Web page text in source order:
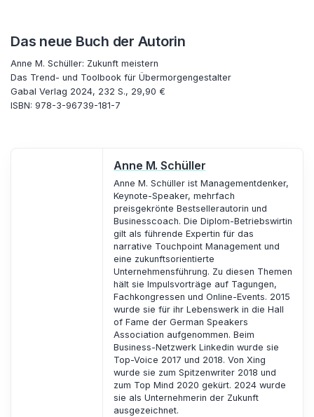
Das neue Buch der Autorin
Anne M. Schüller: Zukunft meistern
Das Trend- und Toolbook für Übermorgengestalter
Gabal Verlag 2024, 232 S., 29,90 €
ISBN: 978-3-96739-181-7
Anne M. Schüller
Anne M. Schüller ist Managementdenker,
Keynote-Speaker, mehrfach
preisgekrönte Bestsellerautorin und
Businesscoach. Die Diplom-Betriebswirtin
gilt als führende Expertin für das
narrative Touchpoint Management und
eine zukunftsorientierte
Unternehmensführung. Zu diesen Themen
hält sie Impulsvorträge auf Tagungen,
Fachkongressen und Online-Events. 2015
wurde sie für ihr Lebenswerk in die Hall
of Fame der German Speakers
Association aufgenommen. Beim
Business-Netzwerk Linkedin wurde sie
Top-Voice 2017 und 2018. Von Xing
wurde sie zum Spitzenwriter 2018 und
zum Top Mind 2020 gekürt. 2024 wurde
sie als Unternehmerin der Zukunft
ausgezeichnet.